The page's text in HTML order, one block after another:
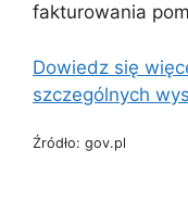
fakturowania
Dowiedz się
szczególnych
Źródło: gov.pl